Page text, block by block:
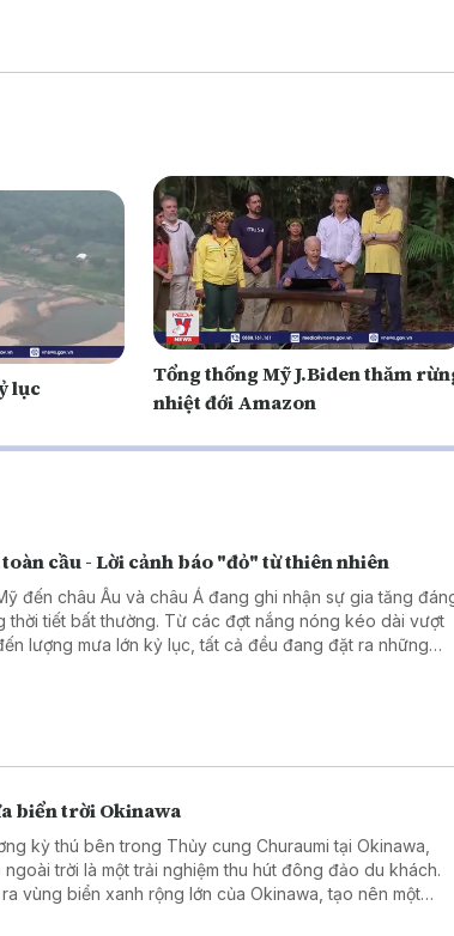
lục
Tổng thống Mỹ J.Biden thăm
nhiệt đới Amazon
cầu - Lời cảnh báo "đỏ" từ thiên nhiên
đến châu Âu và châu Á đang ghi nhận sự gia tăng
thời tiết bất thường. Từ các đợt nắng nóng kéo dài vượt
lượng mưa lớn kỷ lục, tất cả đều đang đặt ra những
biển trời Okinawa
kỳ thú bên trong Thủy cung Churaumi tại Okinawa,
trời là một trải nghiệm thu hút đông đảo du khách.
vùng biển xanh rộng lớn của Okinawa, tạo nên một